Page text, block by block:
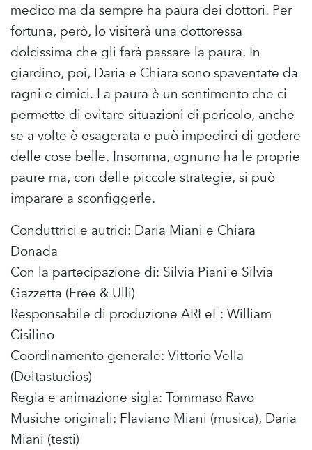
medico ma da sempre ha paura dei dottori. Per
fortuna, però, lo visiterà una dottoressa
dolcissima che gli farà passare la paura. In
giardino, poi, Daria e Chiara sono spaventate da
ragni e cimici. La paura è un sentimento che ci
permette di evitare situazioni di pericolo, anche
se a volte è esagerata e può impedirci di godere
delle cose belle. Insomma, ognuno ha le proprie
paure ma, con delle piccole strategie, si può
imparare a sconfiggerle.
Conduttrici e autrici: Daria Miani e Chiara
Donada
Con la partecipazione di: Silvia Piani e Silvia
Gazzetta (Free & Ulli)
Responsabile di produzione ARLeF: William
Cisilino
Coordinamento generale: Vittorio Vella
(Deltastudios)
Regia e animazione sigla: Tommaso Ravo
Musiche originali: Flaviano Miani (musica), Daria
Miani (testi)